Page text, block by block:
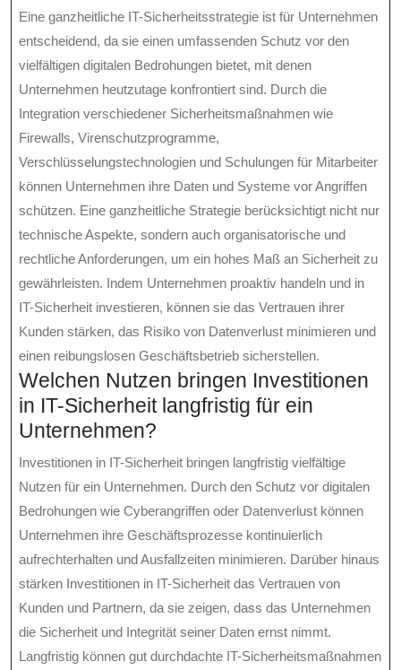
Eine ganzheitliche IT-Sicherheitsstrategie ist für Unternehmen
entscheidend, da sie einen umfassenden Schutz vor den
vielfältigen digitalen Bedrohungen bietet, mit denen
Unternehmen heutzutage konfrontiert sind. Durch die
Integration verschiedener Sicherheitsmaßnahmen wie
Firewalls, Virenschutzprogramme,
Verschlüsselungstechnologien und Schulungen für Mitarbeiter
können Unternehmen ihre Daten und Systeme vor Angriffen
schützen. Eine ganzheitliche Strategie berücksichtigt nicht nur
technische Aspekte, sondern auch organisatorische und
rechtliche Anforderungen, um ein hohes Maß an Sicherheit zu
gewährleisten. Indem Unternehmen proaktiv handeln und in
IT-Sicherheit investieren, können sie das Vertrauen ihrer
Kunden stärken, das Risiko von Datenverlust minimieren und
einen reibungslosen Geschäftsbetrieb sicherstellen.
Welchen Nutzen bringen Investitionen
in IT-Sicherheit langfristig für ein
Unternehmen?
Investitionen in IT-Sicherheit bringen langfristig vielfältige
Nutzen für ein Unternehmen. Durch den Schutz vor digitalen
Bedrohungen wie Cyberangriffen oder Datenverlust können
Unternehmen ihre Geschäftsprozesse kontinuierlich
aufrechterhalten und Ausfallzeiten minimieren. Darüber hinaus
stärken Investitionen in IT-Sicherheit das Vertrauen von
Kunden und Partnern, da sie zeigen, dass das Unternehmen
die Sicherheit und Integrität seiner Daten ernst nimmt.
Langfristig können gut durchdachte IT-Sicherheitsmaßnahmen